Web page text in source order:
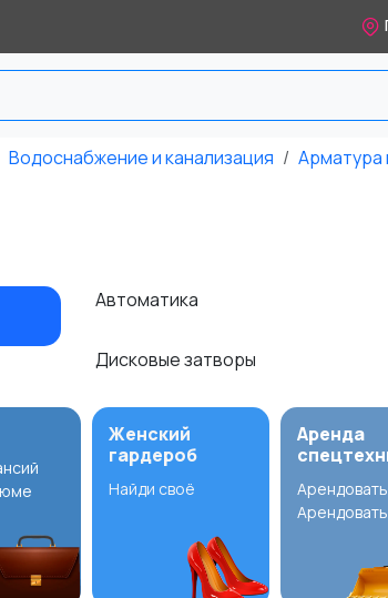
Водоснабжение и канализация Арматура
Автоматика
Дисковые затворы
Женский
гардероб
Найди своё
Аренда
Арендовать